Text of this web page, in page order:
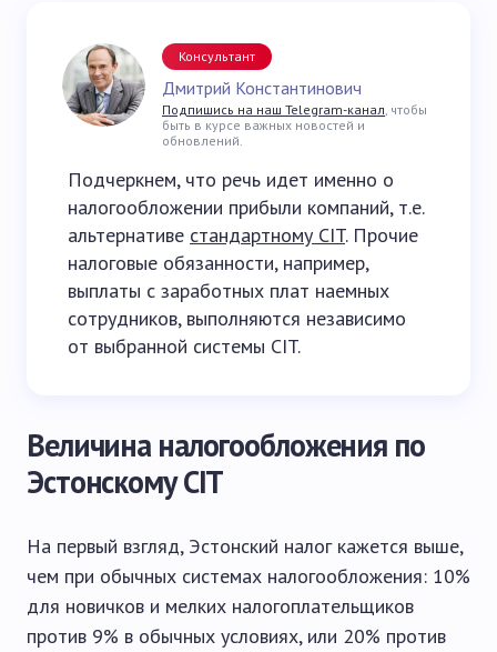
Консультант
Дмитрий Константинович
Подпишись на наш Telegram-канал, чтобы
быть в курсе важных новостей и
обновлений.
Подчеркнем, что речь идет именно о
налогообложении прибыли компаний, т.е.
альтернативе стандартному CIT. Прочие
налоговые обязанности, например,
выплаты с заработных плат наемных
сотрудников, выполняются независимо
от выбранной системы CIT.
Величина налогообложения по
Эстонскому CIT
На первый взгляд, Эстонский налог кажется выше,
чем при обычных системах налогообложения: 10%
для новичков и мелких налогоплательщиков
против 9% в обычных условиях, или 20% против